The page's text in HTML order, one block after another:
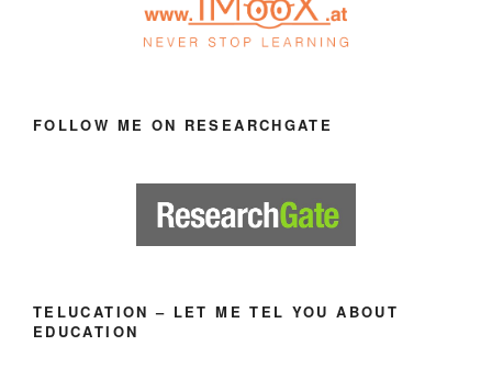
FOLLOW ME ON RESEARCHGATE
TELUCATION – LET ME TEL YOU ABOUT
EDUCATION